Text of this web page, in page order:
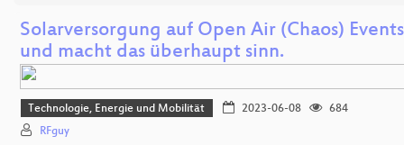
Solarversorgung auf Open Air (Chaos) Events
und macht das überhaupt sinn.
Technologie, Energie und Mobilität 2023-06-08
684
RFguy